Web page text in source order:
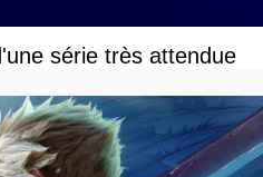
série très attendue